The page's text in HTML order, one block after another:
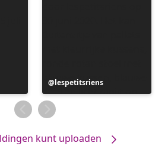
Bericht
gepubliceerd
door
lespetitsriens
kunt uploaden